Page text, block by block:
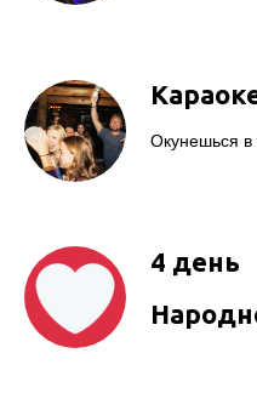
Окунешься в
4 день